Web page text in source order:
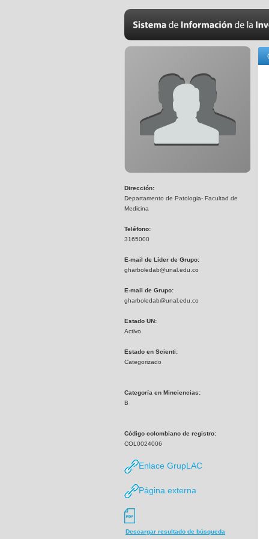
Dirección:
Departamento de Patologia- Facultad de
Medicina
Teléfono:
3165000
E-mail de Líder de Grupo:
gharboledab@unal.edu.co
E-mail de Grupo:
gharboledab@unal.edu.co
Estado UN:
Activo
Estado en Scienti:
Categorizado
Categoría en Minciencias:
B
Código colombiano de registro:
COL0024006
Enlace GrupLAC
Página externa
Descargar resultado de búsqueda